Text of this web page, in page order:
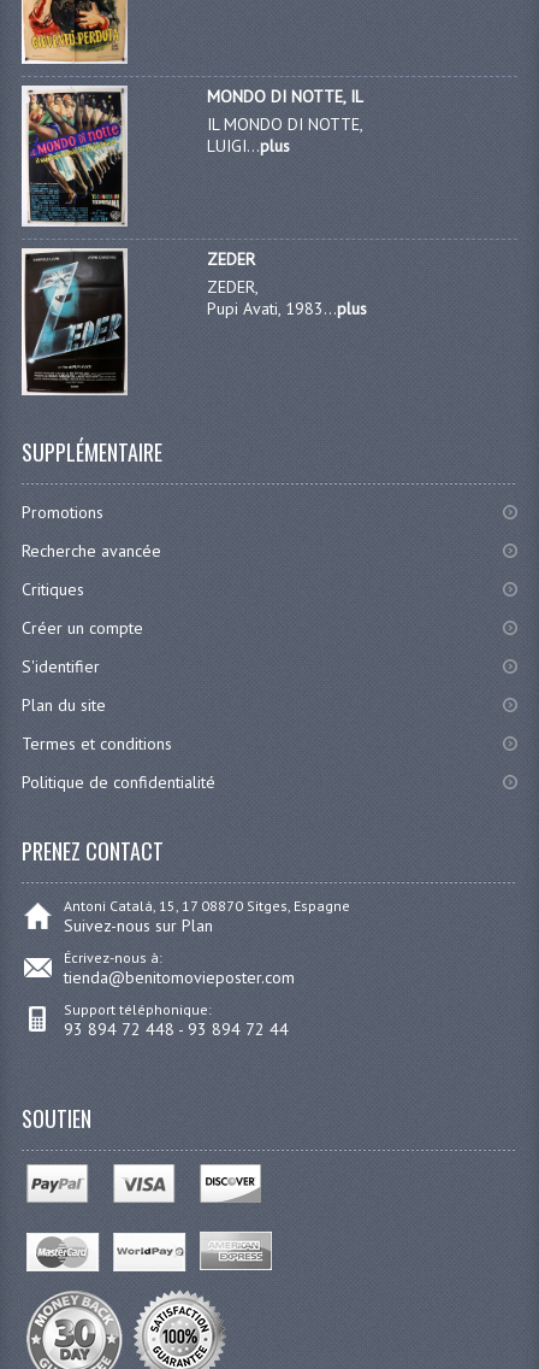
MONDO DI NOTTE, IL
IL MONDO DI NOTTE,
LUIGI...plus
ZEDER
ZEDER,
Pupi Avati, 1983...plus
SUPPLÉMENTAIRE
Promotions
Recherche avancée
Critiques
Créer un compte
S'identifier
Plan du site
Termes et conditions
Politique de confidentialité
PRENEZ CONTACT
Antoni Catalá, 15, 17 08870 Sitges, Espagne
Suivez-nous sur Plan
Écrivez-nous à:
tienda@benitomovieposter.com
Support téléphonique:
93 894 72 448 - 93 894 72 44
SOUTIEN